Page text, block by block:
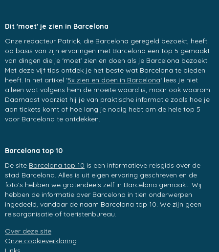
Dit 'moet' je zien in Barcelona
Onze redacteur Patrick, die Barcelona geregeld bezoekt, heeft
op basis van zijn ervaringen met Barcelona een top 5 gemaakt
van dingen die je ‘moet’ zien en doen als je Barcelona bezoekt.
Met deze vijf tips ontdek je het beste wat Barcelona te bieden
heeft. In het artikel ‘5x zien en doen in Barcelona‘ lees je niet
alleen wat volgens hem de moeite waard is, maar ook waarom.
Daarnaast voorziet hij je van praktische informatie zoals hoe je
aan tickets komt of hoe lang je nodig hebt om de hele top 5
voor Barcelona te ontdekken.
Barcelona top 10
De site Barcelona top 10 is een informatieve reisgids over de
stad Barcelona. Alles is uit eigen ervaring geschreven en de
foto’s hebben we grotendeels zelf in Barcelona gemaakt. Wij
hebben de informatie over Barcelona in tien onderwerpen
ingedeeld, vandaar de naam Barcelona top 10. We zijn geen
reisorganisatie of toeristenbureau.
Over deze site
Onze cookieverklaring